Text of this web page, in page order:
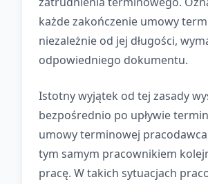
każde zakończenie umowy
niezależnie od jej długości,
odpowiedniego dokumentu.
Istotny wyjątek od tej zasady
bezpośrednio po upływie
umowy terminowej
tym samym pracownikiem
pracę. W takich sytuacjach